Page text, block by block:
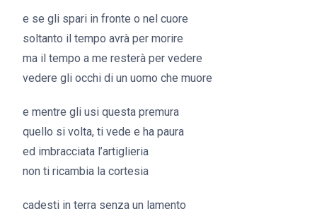
e se gli spari in fronte o nel cuore
soltanto il tempo avrà per morire
ma il tempo a me resterà per vedere
vedere gli occhi di un uomo che muore
e mentre gli usi questa premura
quello si volta, ti vede e ha paura
ed imbracciata l’artiglieria
non ti ricambia la cortesia
cadesti in terra senza un lamento